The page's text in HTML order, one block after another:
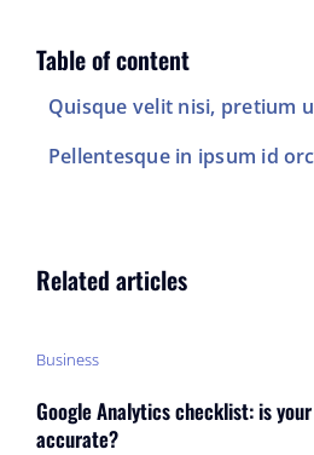
Table of content
Quisque velit nisi, pretium
Pellentesque in ipsum id
Related articles
Business
Google Analytics checklist: is
accurate?